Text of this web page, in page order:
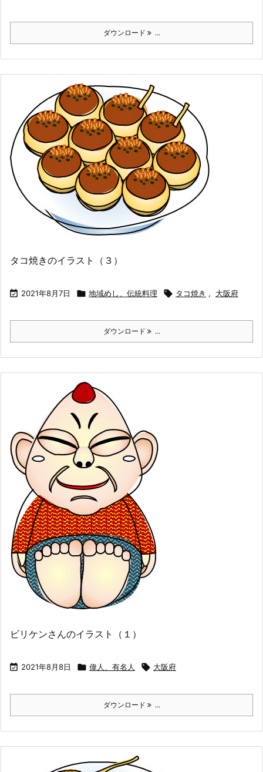
ダウンロード ...
タコ焼きのイラスト（３）
 2021年8月7日  地域めし、伝統料理  タコ焼き , 大阪府
ダウンロード ...
ビリケンさんのイラスト（１）
 2021年8月8日  偉人、有名人  大阪府
ダウンロード ...